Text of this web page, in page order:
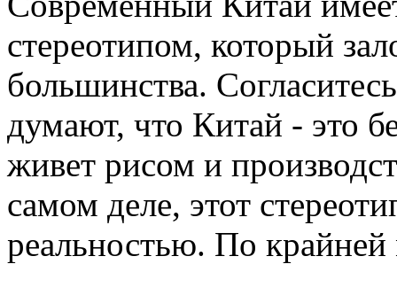
стереотипом, который
большинства.
думают, что Китай - это
живет рисом и
самом деле, этот
реальностью. По крайней